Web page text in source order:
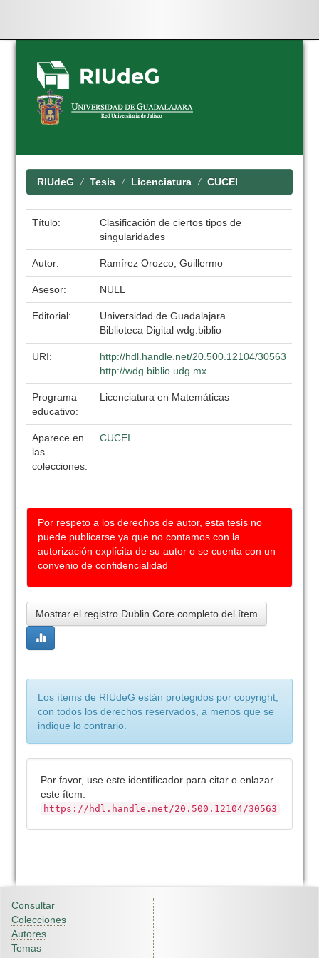
Skip
navigation
RIUdeG Tesis Licenciatura CUCEI
Título:
Clasificación de ciertos tipos de
singularidades
Autor: Ramírez Orozco, Guillermo
Asesor: NULL
Editorial:
Universidad de Guadalajara
Biblioteca Digital wdg.biblio
URI:
http://hdl.handle.net/20.500.12104/30563
http://wdg.biblio.udg.mx
Programa
educativo:
Licenciatura en Matemáticas
Aparece en
las
colecciones:
CUCEI
Por respeto a los derechos de autor, esta tesis no
puede publicarse ya que no contamos con la
autorización explícita de su autor o se cuenta con un
convenio de confidencialidad
Mostrar el registro Dublin Core completo del ítem
Los ítems de RIUdeG están protegidos por copyright,
con todos los derechos reservados, a menos que se
indique lo contrario.
Por favor, use este identificador para citar o enlazar
este ítem:
https://hdl.handle.net/20.500.12104/30563
Consultar
Colecciones
Autores
Temas